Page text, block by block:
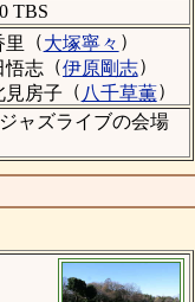
TBS
里 （大塚寧々 ）
悟志（伊原剛志）
見房子 （ 八千草薫）
ャズライブの会場